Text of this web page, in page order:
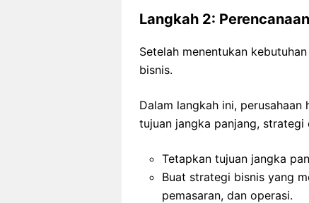
Langkah 2:
Setelah menentukan
bisnis.
Dalam langkah ini,
tujuan jangka panjang,
Tetapkan tujuan jangka
Buat strategi bisnis yang
pemasaran, dan operasi.